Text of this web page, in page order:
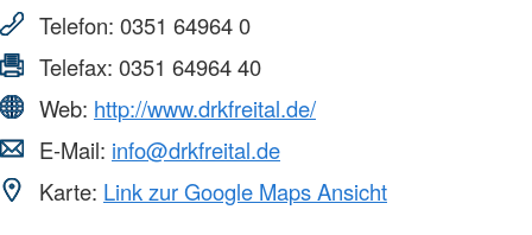
Telefon: 0351 64964 0
Telefax: 0351 64964 40
Web: http://www.drkfreital.de/
E-Mail: info@drkfreital.de
Karte: Link zur Google Maps Ansicht